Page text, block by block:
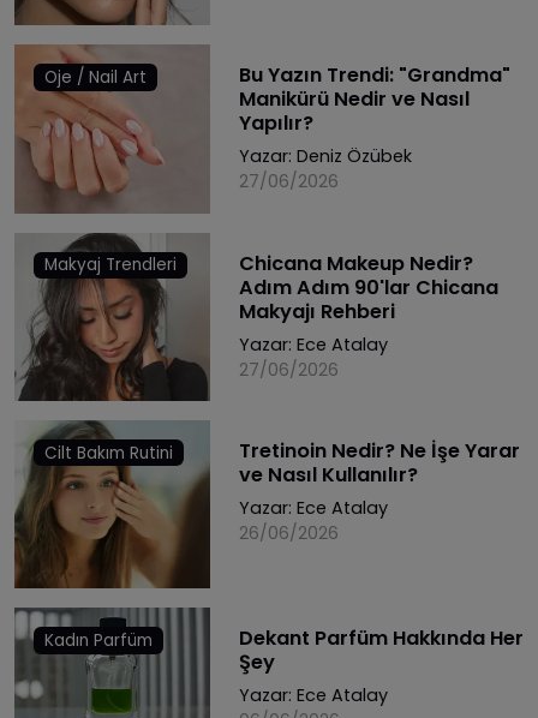
Oje / Nail Art
Bu Yazın Trendi: "Grandma"
Manikürü Nedir ve Nasıl
Yapılır?
Yazar: Deniz Özübek
27/06/2026
Makyaj Trendleri
Chicana Makeup Nedir?
Adım Adım 90'lar Chicana
Makyajı Rehberi
Yazar: Ece Atalay
27/06/2026
Cilt Bakım Rutini
Tretinoin Nedir? Ne İşe Yarar
ve Nasıl Kullanılır?
Yazar: Ece Atalay
26/06/2026
Kadın Parfüm
Dekant Parfüm Hakkında Her
Şey
Yazar: Ece Atalay